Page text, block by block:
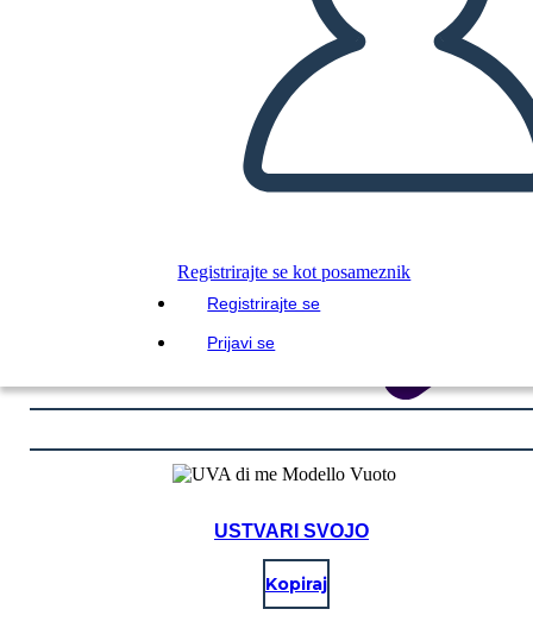
Registrirajte se kot posameznik
Registrirajte se
Prijavi se
USTVARI SVOJO
Kopiraj